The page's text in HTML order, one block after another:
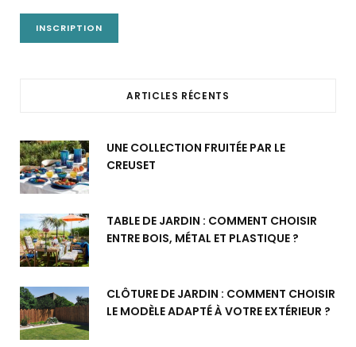
ARTICLES RÉCENTS
UNE COLLECTION FRUITÉE PAR LE
CREUSET
TABLE DE JARDIN : COMMENT CHOISIR
ENTRE BOIS, MÉTAL ET PLASTIQUE ?
CLÔTURE DE JARDIN : COMMENT CHOISIR
LE MODÈLE ADAPTÉ À VOTRE EXTÉRIEUR ?